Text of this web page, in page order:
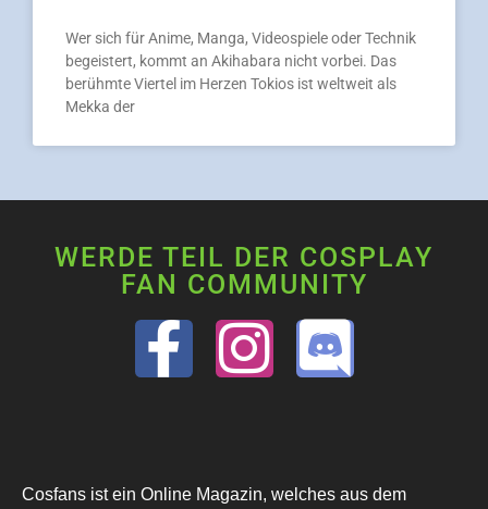
Wer sich für Anime, Manga, Videospiele oder Technik
begeistert, kommt an Akihabara nicht vorbei. Das
berühmte Viertel im Herzen Tokios ist weltweit als
Mekka der
WERDE TEIL DER COSPLAY
FAN COMMUNITY
Cosfans ist ein Online Magazin, welches aus dem